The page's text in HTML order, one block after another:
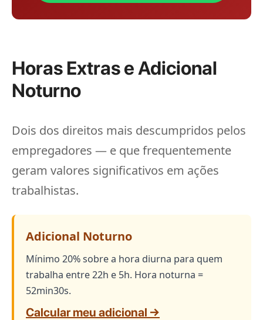
Horas Extras e Adicional
Noturno
Dois dos direitos mais descumpridos pelos
empregadores — e que frequentemente
geram valores significativos em ações
trabalhistas.
Adicional Noturno
Mínimo 20% sobre a hora diurna para quem
trabalha entre 22h e 5h. Hora noturna =
52min30s.
Calcular meu adicional →